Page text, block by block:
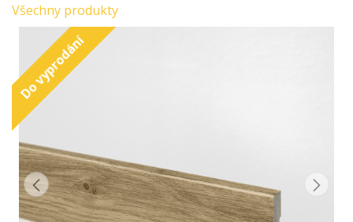
Všechny produkty
Do vyprodání